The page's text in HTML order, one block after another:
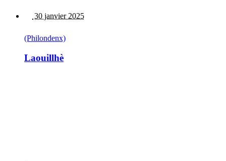
30 janvier 2025
(Philondenx)
Laouillhè